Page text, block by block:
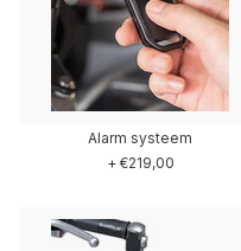
Alarm systeem
+ €219,00